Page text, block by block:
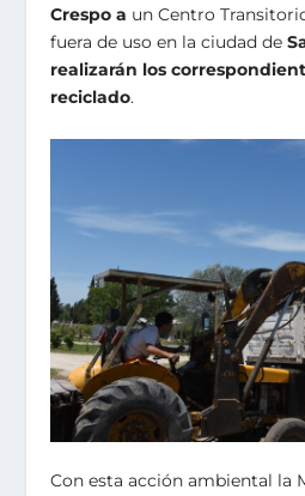
Crespo a un Centro
fuera de uso en la ciudad de
realizarán los
reciclado.
Con esta acción ambiental la